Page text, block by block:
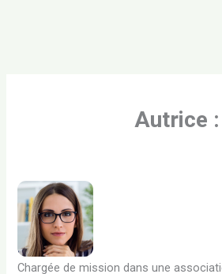
Autrice :
Chargée de mission dans une